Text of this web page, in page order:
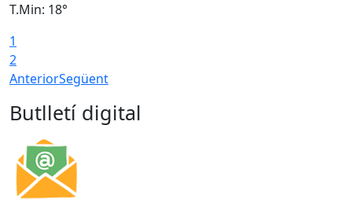
T.Min: 18°
1
2
AnteriorSegüent
Butlletí digital